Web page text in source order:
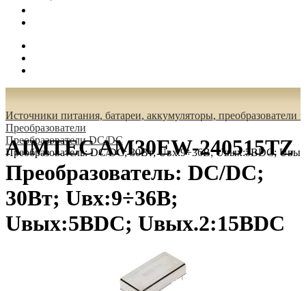
Источники питания, батареи, аккумуляторы, преобразователи
Преобразователи
Преобразователи DC/DC
Преобразователь: DC/DC; 30Вт; Uвх:9÷36В; Uвых:5ВDC;
AIMTEC AM30EW-240515TZ
Преобразователь: DC/DC;
30Вт; Uвх:9÷36В;
Uвых:5ВDC; Uвых.2:15ВDC